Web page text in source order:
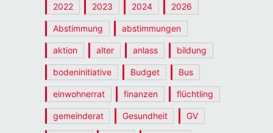
2022 2023 2024 2026
Abstimmung abstimmungen
aktion alter anlass bildung
bodeninitiative Budget Bus
einwohnerrat finanzen flüchtling
gemeinderat Gesundheit GV